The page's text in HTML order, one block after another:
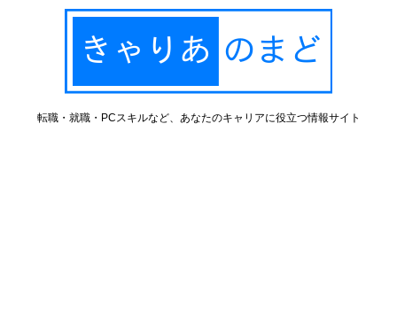
転職・就職・PCスキルなど、あなたのキャリアに役立つ情報サイト